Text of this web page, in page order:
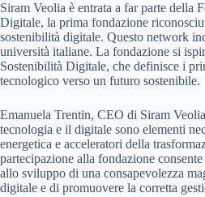
Siram Veolia è entrata a far parte della
Digitale, la prima fondazione
sostenibilità digitale. Questo network
università italiane. La fondazione si
Sostenibilità Digitale, che definisce i
tecnologico verso un futuro sostenibile.
Emanuela Trentin, CEO di Siram
tecnologia e il digitale sono elementi
energetica e acceleratori della
partecipazione alla fondazione
allo sviluppo di una consapevolezza
digitale e di promuovere la corretta